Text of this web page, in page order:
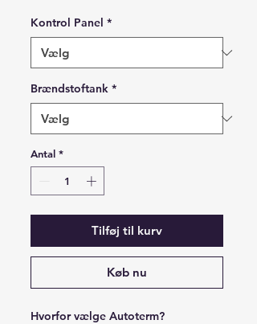
Kontrol Panel *
Brændstoftank *
Antal *
Tilføj til kurv
Køb nu
Hvorfor vælge Autoterm?